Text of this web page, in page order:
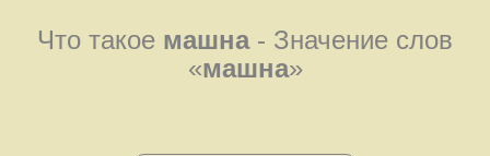
Что такое машна- Значение слов
«машна»